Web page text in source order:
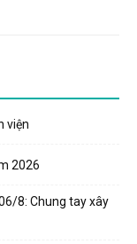
viện
2026
8: Chung tay xây